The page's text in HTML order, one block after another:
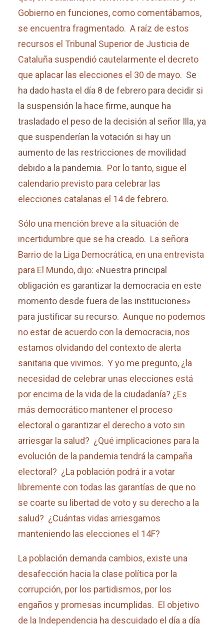
Gobierno en funciones, como comentábamos,
se encuentra fragmentado. A raíz de estos
recursos el Tribunal Superior de Justicia de
Cataluña suspendió cautelarmente el decreto
que aplacar las elecciones el 30 de mayo. Se
ha dado hasta el día 8 de febrero para decidir si
la suspensión la hace firme, aunque ha
trasladado el peso de la decisión al señor Illa, ya
que suspenderían la votación si hay un
aumento de las restricciones de movilidad
debido a la pandemia. Por lo tanto, sigue el
calendario previsto para celebrar las
elecciones catalanas el 14 de febrero.
Sólo una mención breve a la situación de
incertidumbre que se ha creado. La señora
Barrio de la Liga Democrática, en una entrevista
para El Mundo, dijo: «Nuestra principal
obligación es garantizar la democracia en este
momento desde fuera de las instituciones»
para justificar su recurso. Aunque no podemos
no estar de acuerdo con la democracia, nos
estamos olvidando del contexto de alerta
sanitaria que vivimos. Y yo me pregunto, ¿la
necesidad de celebrar unas elecciones está
por encima de la vida de la ciudadanía? ¿Es
más democrático mantener el proceso
electoral o garantizar el derecho a voto sin
arriesgar la salud? ¿Qué implicaciones para la
evolución de la pandemia tendrá la campaña
electoral? ¿La población podrá ir a votar
libremente con todas las garantías de que no
se coarte su libertad de voto y su derecho a la
salud? ¿Cuántas vidas arriesgamos
manteniendo las elecciones el 14F?
La población demanda cambios, existe una
desafección hacia la clase política por la
corrupción, por los partidismos, por los
engaños y promesas incumplidas. El objetivo
de la Independencia ha descuidado el día a día